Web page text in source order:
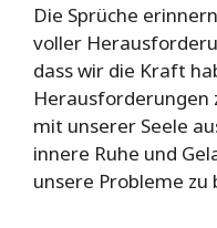
Die Sprüche
voller
dass wir die Kraft
Herausforderungen
mit unserer Seele
innere Ruhe und
unsere Probleme zu